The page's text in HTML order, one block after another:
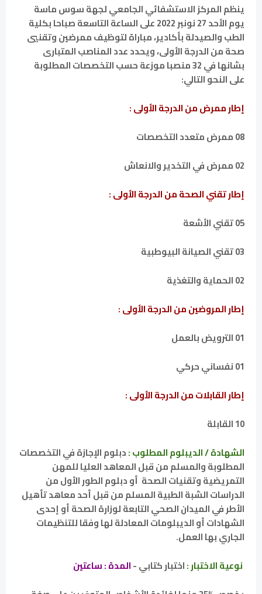
ينظم المركز الاستشفائي الجامعي لجهة سوس ماسة
يوم الأحد 27 نونبر 2022 على الساعة التاسعة صباحا بكلية
الطب والصيدلة بأكادير، مباراة لتوظيف ممرضين وتقنيي
صحة من الدرجة الأولى، ويحدد عدد المناصب المتبارى
بشانها في 32 منصبا موزعة حسب التخصصات المطلوبة
على النحو التالي:
إطار ممرض من الدرجة الأولى :
08 ممرض متعدد التخصصات
02 ممرض في التخدير والانعاش
إطار تقني الصحة من الدرجة الأولى :
05 تقني الأشعة
03 تقني الصيانة البيوطبية
02 الحماية والتغذية
إطار المروضين من الدرجة الأولى :
01 الترويض بالعمل
01 نفساني حركي
إطار القابلات من الدرجة الأولى :
10 القابلة
الشهادة / الديبلوم المطلوب :دبلوم الإجازة في التخصصات
المطلوبة والمسلم من قبل المعاهد العليا للمهن
التمريضية وتقنيات الصحة أو دبلوم الطور الأول من
الدراسات الشبة الطبية المسلم من قبل أحد معاهد تأهيل
الأطر في الميدان الصحي التابعة لوزارة الصحة أو إحدى
الشهادات أو الديبلومات المعادلة لها وفقا للتنظيمات
الجاري بها العمل.
نوعية الاختبار :اختبار كتابي -المدة : ساعتين